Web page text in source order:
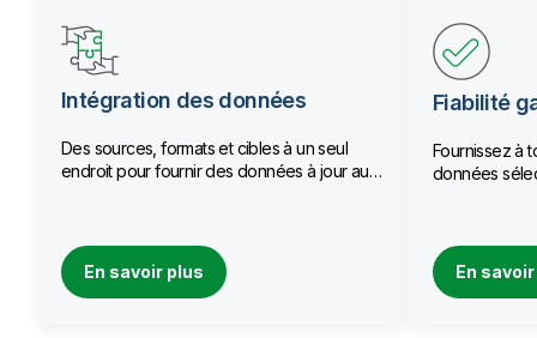
Intégration des données
Des sources, formats et cibles à un seul
endroit pour fournir des données à jour aux
En savoir plus
Fiabilité
Fournissez à
données
En